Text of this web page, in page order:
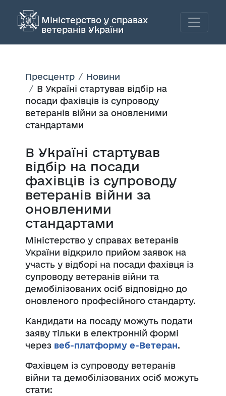
Міністерство у справах
ветеранів України
Пресцентр
Новини
В Україні стартував відбір на
посади фахівців із супроводу
ветеранів війни за оновленими
стандартами
В Україні стартував
відбір на посади
фахівців із супроводу
ветеранів війни за
оновленими
стандартами
Міністерство у справах ветеранів
України відкрило прийом заявок на
участь у відборі на посади фахівця із
супроводу ветеранів війни та
демобілізованих осіб відповідно до
оновленого професійного стандарту.
Кандидати на посаду можуть подати
заяву тільки в електронній формі
через веб-платформу е-Ветеран.
Фахівцем із супроводу ветеранів
війни та демобілізованих осіб можуть
стати: